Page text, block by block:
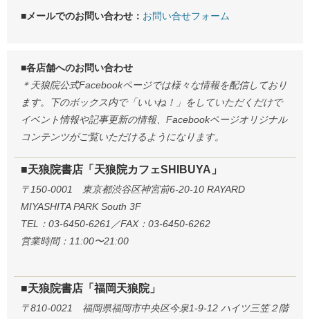
■メールでのお問い合わせ： お問い合せフォーム
■各店舗へのお問い合わせ
＊天狼院公式Facebookページでは様々な情報を配信しており
ます。下のボックス内で「いいね！」をしていただくだけで
イベント情報や記事更新の情報、Facebookページオリジナル
コンテンツがご覧いただけるようになります。
■天狼院書店「天狼院カフェSHIBUYA」
〒150-0001 東京都渋谷区神宮前6-20-10 RAYARD
MIYASHITA PARK South 3F
TEL：03-6450-6261／FAX：03-6450-6262
営業時間：11:00〜21:00
■天狼院書店「福岡天狼院」
〒810-0021 福岡県福岡市中央区今泉1-9-12 ハイツ三笠２階